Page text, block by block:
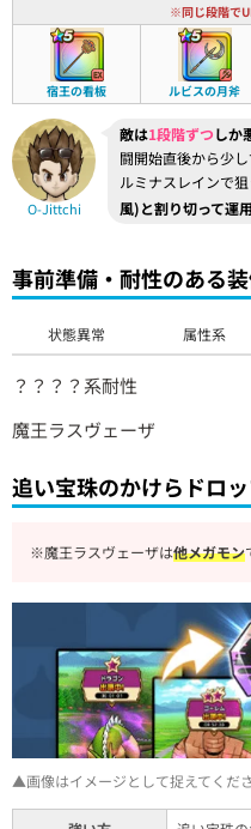
※同じ段階で
宿王の看板 ルビスの月斧
O-Jittchi
敵は1段階ずつしか
闘開始直後から少
ルミナスレインで
風)と割り切って運用
事前準備・耐性のある
状態異常 属性系
？？？？系耐性
魔王ラスヴェーザ
追い宝珠のかけらドロッ
※魔王ラスヴェーザは他メガモン
▲画像はイメージとして捉えてくださ